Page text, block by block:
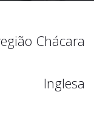
Chácara
Inglesa